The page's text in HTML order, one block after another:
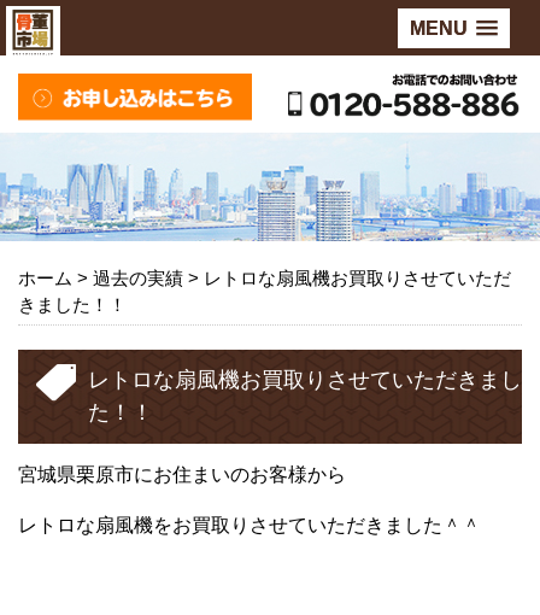
MENU
ホーム > 過去の実績 > レトロな扇風機お買取りさせていただ
きました！！
レトロな扇風機お買取りさせていただきまし
た！！
宮城県栗原市にお住まいのお客様から
レトロな扇風機をお買取りさせていただきました＾＾